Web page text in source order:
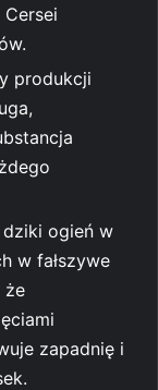
produkcji
ogień w
w fałszywe
że
zapadnię i